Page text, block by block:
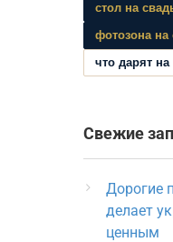
стол на
фотозона на
что дарят
Свежие
Дорогие
делает
ценным